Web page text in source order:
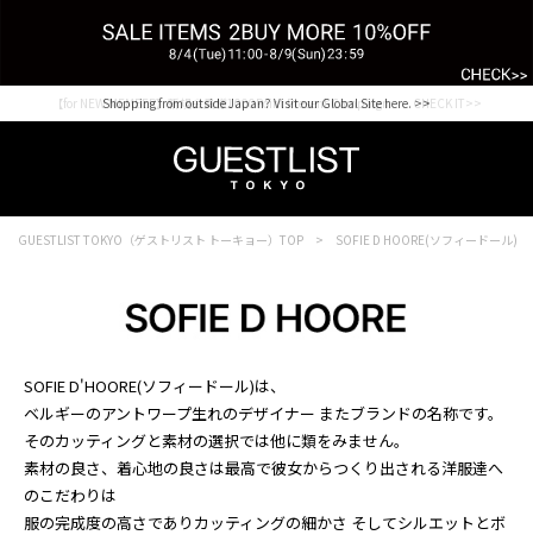
Shopping from outside Japan? Visit our Global Site here. >>
【for NEW MEMBER】新規会員様1000Point Present Campaign CHECK IT>>
GUESTLIST TOKYO（ゲストリスト トーキョー）TOP SOFIE D HOORE(ソフィードール)
SOFIE D'HOORE(ソフィードール)は、
ベルギーのアントワープ生れのデザイナー またブランドの名称です。
そのカッティングと素材の選択では他に類をみません。
素材の良さ、着心地の良さは最高で彼女からつくり出される洋服達へ
のこだわりは
服の完成度の高さでありカッティングの細かさ そしてシルエットとボ